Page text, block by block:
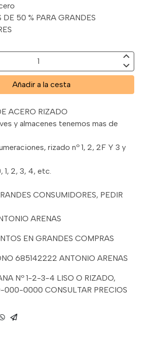
DE 50 % PARA GRANDES
Añadir a la cesta
ACERO RIZADO
y almacenes tenemos mas de
rizado nº 1, 2, 2F Y 3 y
2, 3, 4, etc.
CONSUMIDORES, PEDIR
ARENAS
EN GRANDES COMPRAS
685142222 ANTONIO ARENAS
Nº 1-2-3-4 LISO O RIZADO,
000-0000 CONSULTAR PRECIOS